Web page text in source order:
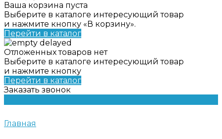
Ваша корзина пуста
Выберите в каталоге интересующий товар
и нажмите кнопку «В корзину».
Перейти в каталог
Отложенных товаров нет
Выберите в каталоге интересующий товар
и нажмите кнопку
Перейти в каталог
Заказать звонок
Главная